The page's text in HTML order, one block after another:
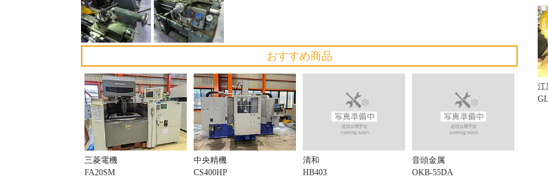
おすすめ商品
三菱電機
FA20SM
中央精機
CS400HP
清和
HB403
音頭金属
OKB-55DA
江